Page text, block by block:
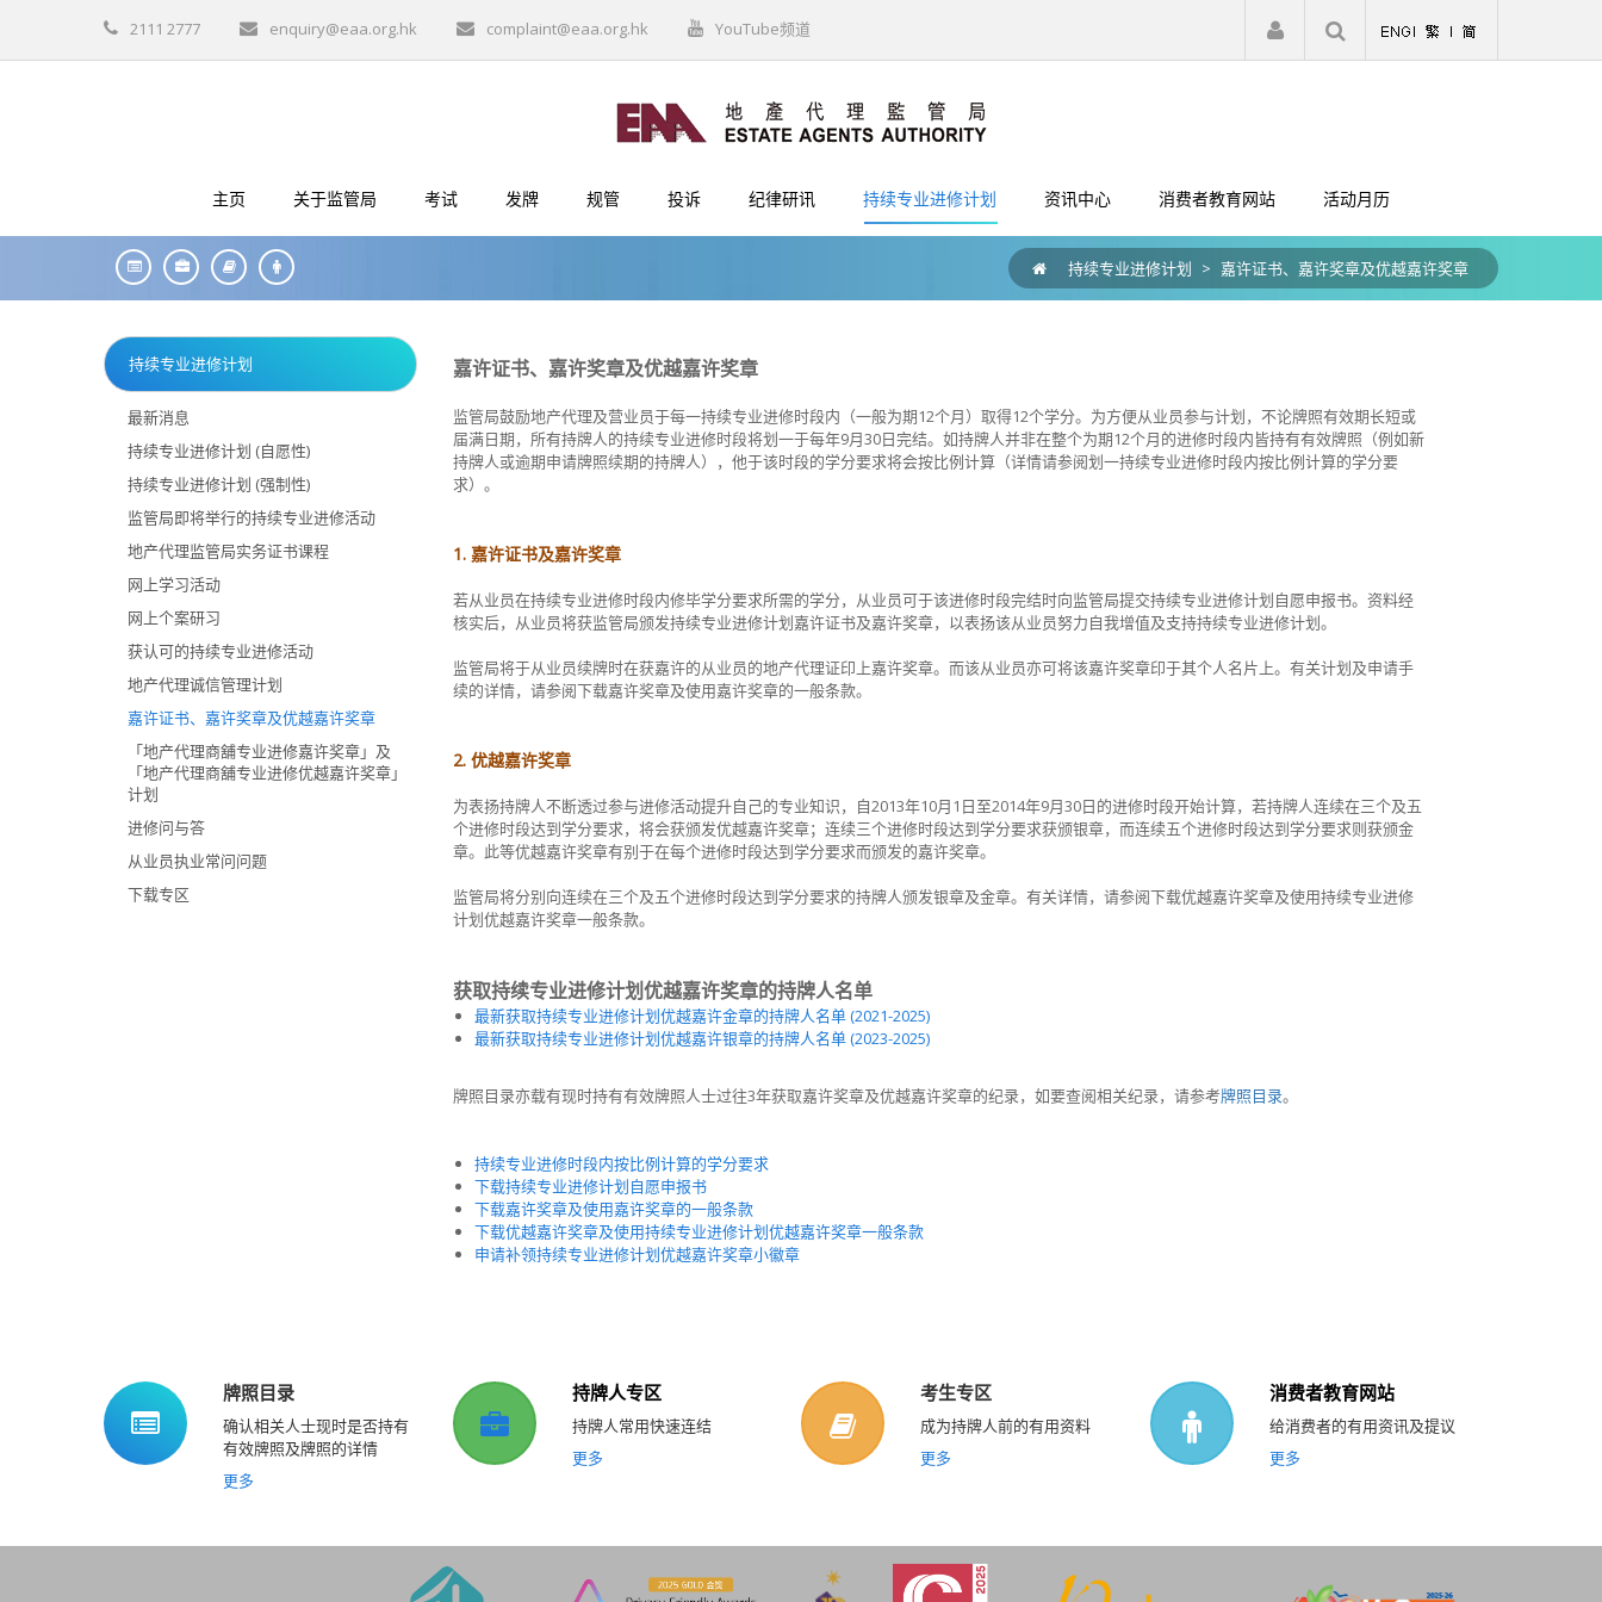
2111 2777 enquiry@eaa.org.hk complaint@eaa.org.hk YouTube频道 注册 登入
主页 关于监管局 考试 发牌 规管 投诉 纪律研讯 持续专业进修计划 资讯中心 消费者教育网站 活动月历
持续专业进修计划 > 嘉许证书、嘉许奖章及优越嘉许奖章
持续专业进修计划
最新消息
持续专业进修计划 (自愿性)
持续专业进修计划 (强制性)
监管局即将举行的持续专业进修活动
地产代理监管局实务证书课程
网上学习活动
网上个案研习
获认可的持续专业进修活动
地产代理诚信管理计划
嘉许证书、嘉许奖章及优越嘉许奖章
「地产代理商舖专业进修嘉许奖章」及
「地产代理商舖专业进修优越嘉许奖章」
计划
进修问与答
从业员执业常问问题
下载专区
嘉许证书、嘉许奖章及优越嘉许奖章
监管局鼓励地产代理及营业员于每一持续专业进修时段内（一般为期12个月）取得12个学分。为方便从业员参与计划，不论牌照有效期长短或
届满日期，所有持牌人的持续专业进修时段将划一于每年9月30日完结。如持牌人并非在整个为期12个月的进修时段内皆持有有效牌照（例如新
持牌人或逾期申请牌照续期的持牌人），他于该时段的学分要求将会按比例计算（详情请参阅划一持续专业进修时段内按比例计算的学分要
求）。
1. 嘉许证书及嘉许奖章
若从业员在持续专业进修时段内修毕学分要求所需的学分，从业员可于该进修时段完结时向监管局提交持续专业进修计划自愿申报书。资料经
核实后，从业员将获监管局颁发持续专业进修计划嘉许证书及嘉许奖章，以表扬该从业员努力自我增值及支持持续专业进修计划。
监管局将于从业员续牌时在获嘉许的从业员的地产代理证印上嘉许奖章。而该从业员亦可将该嘉许奖章印于其个人名片上。有关计划及申请手
续的详情，请参阅下载嘉许奖章及使用嘉许奖章的一般条款。
2. 优越嘉许奖章
为表扬持牌人不断透过参与进修活动提升自己的专业知识，自2013年10月1日至2014年9月30日的进修时段开始计算，若持牌人连续在三个及五
个进修时段达到学分要求，将会获颁发优越嘉许奖章；连续三个进修时段达到学分要求获颁银章，而连续五个进修时段达到学分要求则获颁金
章。此等优越嘉许奖章有别于在每个进修时段达到学分要求而颁发的嘉许奖章。
监管局将分别向连续在三个及五个进修时段达到学分要求的持牌人颁发银章及金章。有关详情，请参阅下载优越嘉许奖章及使用持续专业进修
计划优越嘉许奖章一般条款。
获取持续专业进修计划优越嘉许奖章的持牌人名单
最新获取持续专业进修计划优越嘉许金章的持牌人名单 (2021-2025)
最新获取持续专业进修计划优越嘉许银章的持牌人名单 (2023-2025)
牌照目录亦载有现时持有有效牌照人士过往3年获取嘉许奖章及优越嘉许奖章的纪录，如要查阅相关纪录，请参考牌照目录。
持续专业进修时段内按比例计算的学分要求
下载持续专业进修计划自愿申报书
下载嘉许奖章及使用嘉许奖章的一般条款
下载优越嘉许奖章及使用持续专业进修计划优越嘉许奖章一般条款
申请补领持续专业进修计划优越嘉许奖章小徽章
牌照目录
确认相关人士现时是否持有
有效牌照及牌照的详情
更多
持牌人专区
持牌人常用快速连结
更多
考生专区
成为持牌人前的有用资料
更多
消费者教育网站
给消费者的有用资讯及提议
更多